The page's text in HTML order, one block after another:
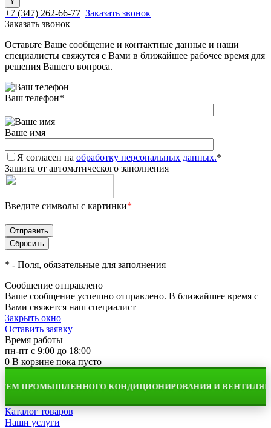
+7 (347) 262-66-77 Заказать звонок
Заказать звонок
Оставьте Ваше сообщение и контактные данные и наши
специалисты свяжутся с Вами в ближайшее рабочее время для
решения Вашего вопроса.
Ваш телефон*
Ваше имя
Я согласен на обработку персональных данных.*
Защита от автоматического заполнения
Введите символы с картинки*
* - Поля, обязательные для заполнения
Сообщение отправлено
Ваше сообщение успешно отправлено. В ближайшее время с
Вами свяжется наш специалист
Закрыть окно
Оставить заявку
Время работы
пн-пт с 9:00 до 18:00
0 В корзине пока пусто
ПРОМЫШЛЕННОГО КОНДИЦИОНИРОВАНИЯ И
Каталог товаров
Наши услуги